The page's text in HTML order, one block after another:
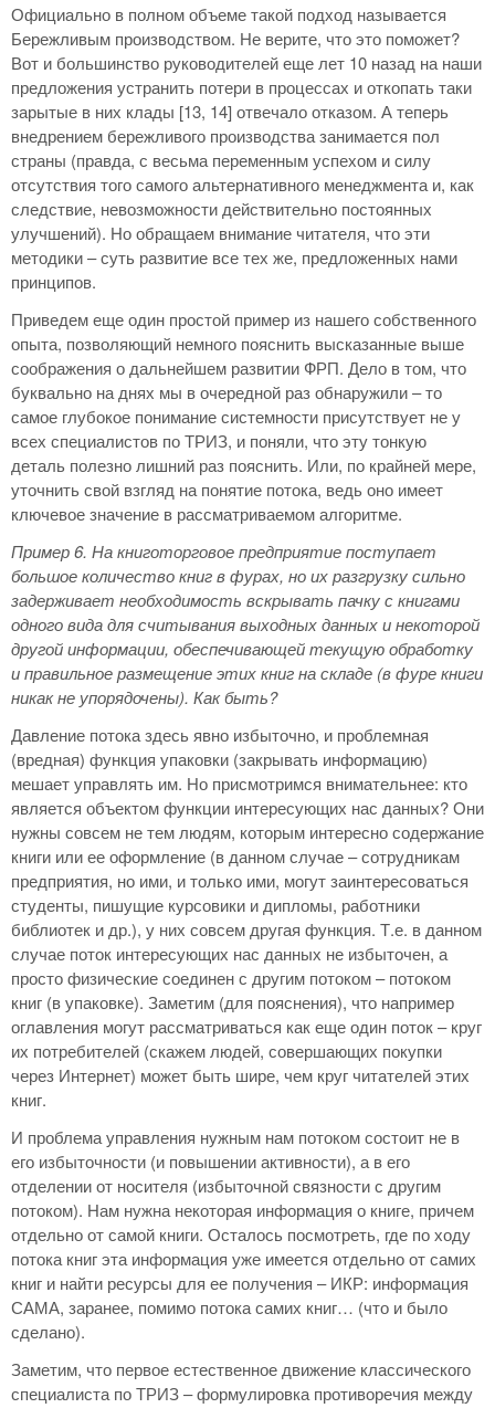
Официально в полном объеме такой подход называется
Бережливым производством. Не верите, что это поможет?
Вот и большинство руководителей еще лет 10 назад на наши
предложения устранить потери в процессах и откопать таки
зарытые в них клады [13, 14] отвечало отказом. А теперь
внедрением бережливого производства занимается пол
страны (правда, с весьма переменным успехом и силу
отсутствия того самого альтернативного менеджмента и, как
следствие, невозможности действительно постоянных
улучшений). Но обращаем внимание читателя, что эти
методики – суть развитие все тех же, предложенных нами
принципов.
Приведем еще один простой пример из нашего собственного
опыта, позволяющий немного пояснить высказанные выше
соображения о дальнейшем развитии ФРП. Дело в том, что
буквально на днях мы в очередной раз обнаружили – то
самое глубокое понимание системности присутствует не у
всех специалистов по ТРИЗ, и поняли, что эту тонкую
деталь полезно лишний раз пояснить. Или, по крайней мере,
уточнить свой взгляд на понятие потока, ведь оно имеет
ключевое значение в рассматриваемом алгоритме.
Пример 6. На книготорговое предприятие поступает
большое количество книг в фурах, но их разгрузку сильно
задерживает необходимость вскрывать пачку с книгами
одного вида для считывания выходных данных и некоторой
другой информации, обеспечивающей текущую обработку
и правильное размещение этих книг на складе (в фуре книги
никак не упорядочены). Как быть?
Давление потока здесь явно избыточно, и проблемная
(вредная) функция упаковки (закрывать информацию)
мешает управлять им. Но присмотримся внимательнее: кто
является объектом функции интересующих нас данных? Они
нужны совсем не тем людям, которым интересно содержание
книги или ее оформление (в данном случае – сотрудникам
предприятия, но ими, и только ими, могут заинтересоваться
студенты, пишущие курсовики и дипломы, работники
библиотек и др.), у них совсем другая функция. Т.е. в данном
случае поток интересующих нас данных не избыточен, а
просто физические соединен с другим потоком – потоком
книг (в упаковке). Заметим (для пояснения), что например
оглавления могут рассматриваться как еще один поток – круг
их потребителей (скажем людей, совершающих покупки
через Интернет) может быть шире, чем круг читателей этих
книг.
И проблема управления нужным нам потоком состоит не в
его избыточности (и повышении активности), а в его
отделении от носителя (избыточной связности с другим
потоком). Нам нужна некоторая информация о книге, причем
отдельно от самой книги. Осталось посмотреть, где по ходу
потока книг эта информация уже имеется отдельно от самих
книг и найти ресурсы для ее получения – ИКР: информация
САМА, заранее, помимо потока самих книг… (что и было
сделано).
Заметим, что первое естественное движение классического
специалиста по ТРИЗ – формулировка противоречия между